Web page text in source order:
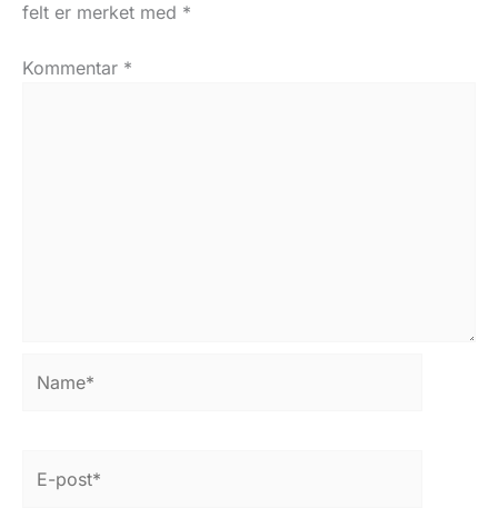
felt er merket med *
Kommentar *
post*